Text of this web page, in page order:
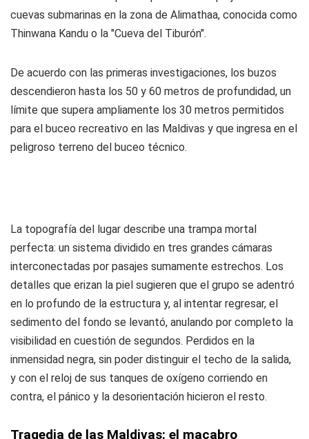
cuevas submarinas en la zona de Alimathaa, conocida como
Thinwana Kandu o la "Cueva del Tiburón".
De acuerdo con las primeras investigaciones, los buzos
descendieron hasta los 50 y 60 metros de profundidad, un
límite que supera ampliamente los 30 metros permitidos
para el buceo recreativo en las Maldivas y que ingresa en el
peligroso terreno del buceo técnico.
La topografía del lugar describe una trampa mortal
perfecta: un sistema dividido en tres grandes cámaras
interconectadas por pasajes sumamente estrechos. Los
detalles que erizan la piel sugieren que el grupo se adentró
en lo profundo de la estructura y, al intentar regresar, el
sedimento del fondo se levantó, anulando por completo la
visibilidad en cuestión de segundos. Perdidos en la
inmensidad negra, sin poder distinguir el techo de la salida,
y con el reloj de sus tanques de oxígeno corriendo en
contra, el pánico y la desorientación hicieron el resto.
Tragedia de las Maldivas: el macabro